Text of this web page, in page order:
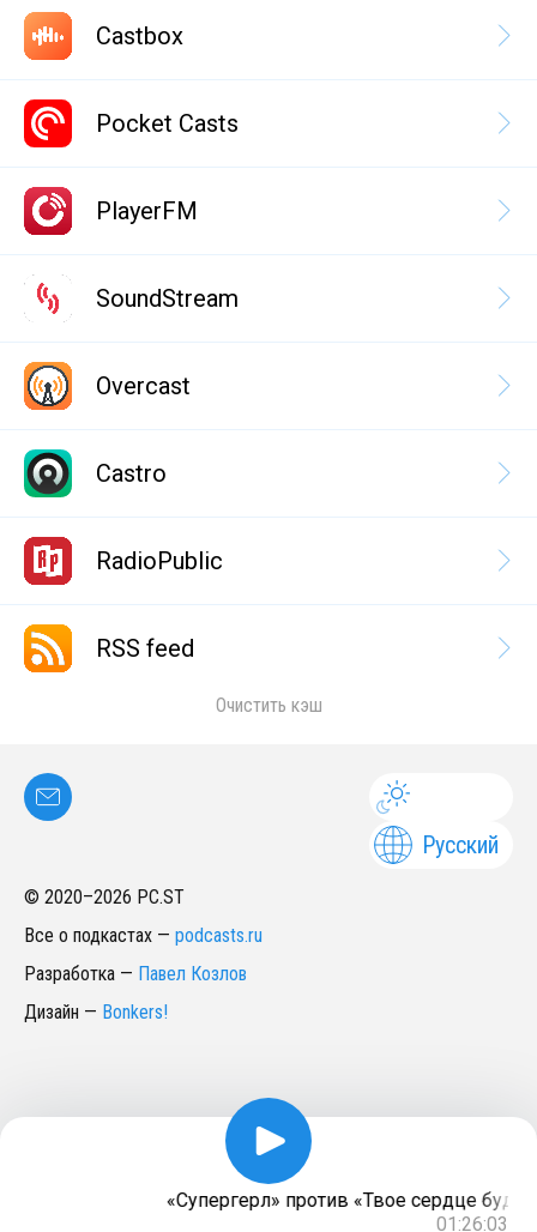
Castbox
Pocket Casts
PlayerFM
SoundStream
Overcast
Castro
RadioPublic
RSS feed
Очистить кэш
Русский
© 2020–2026 PC.ST
Все о подкастах — podcasts.ru
Разработка — Павел Козлов
Дизайн — Bonkers!
«Супергерл» против «Твое сердце будет
01:26:03